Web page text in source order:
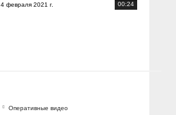
4 февраля 2021 г. 00:24
Оперативные видео